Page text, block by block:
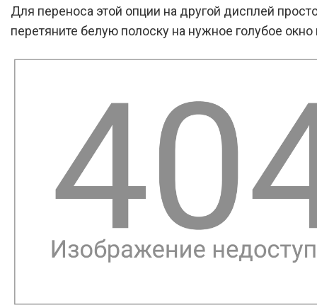
Для переноса этой опции на другой дисплей
перетяните белую полоску на нужное голубое